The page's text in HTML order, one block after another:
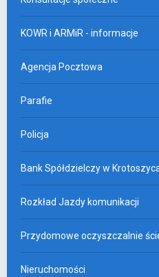
KOWR i ARMiR - informacje
Agencja Pocztowa
Parafie
Policja
Bank Spółdzielczy w
Rozkład Jazdy komunikacji
Przydomowe oczyszczalnie
Nieruchomości